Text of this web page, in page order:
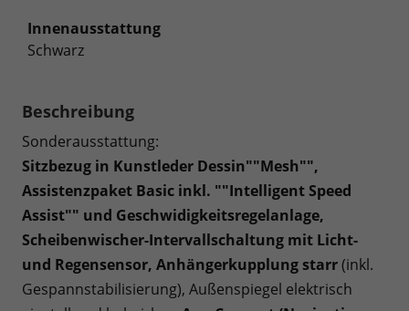
Innenausstattung
Schwarz
Beschreibung
Sonderausstattung:
Sitzbezug in Kunstleder Dessin""Mesh"",
Assistenzpaket Basic inkl. ""Intelligent Speed
Assist"" und Geschwidigkeitsregelanlage,
Scheibenwischer-Intervallschaltung mit Licht-
und Regensensor, Anhängerkupplung starr(inkl.
Gespannstabilisierung), Außenspiegel elektrisch